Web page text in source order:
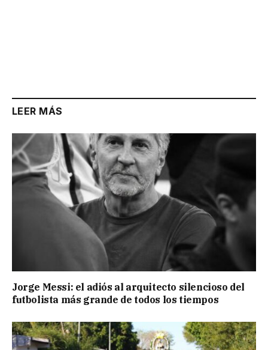
LEER MÁS
Jorge Messi: el adiós al arquitecto silencioso del
futbolista más grande de todos los tiempos